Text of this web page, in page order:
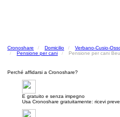
Cronoshare Domicilio Verbano-Cusio-
Pensione per cani
Pensione per cani
Perché affidarsi a Cronoshare?
E gratuito e senza impegno
Usa Cronoshare gratuitamente: ricevi